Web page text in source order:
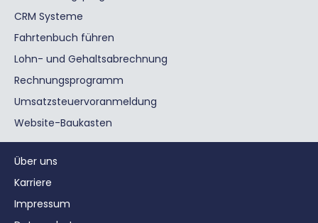
CRM Systeme
Fahrtenbuch führen
Lohn- und Gehaltsabrechnung
Rechnungsprogramm
Umsatzsteuervoranmeldung
Website-Baukasten
Über uns
Karriere
Impressum